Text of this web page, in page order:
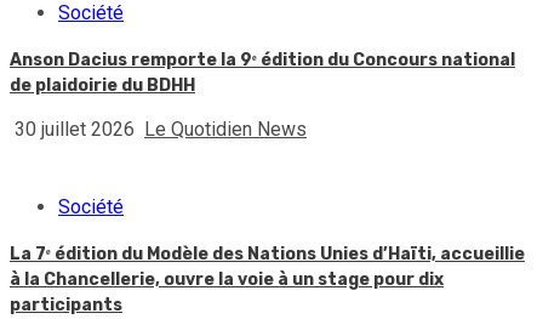
Société
Anson Dacius remporte la 9ᵉ édition du Concours national
de plaidoirie du BDHH
30 juillet 2026 Le Quotidien News
Société
La 7ᵉ édition du Modèle des Nations Unies d’Haïti, accueillie
à la Chancellerie, ouvre la voie à un stage pour dix
participants